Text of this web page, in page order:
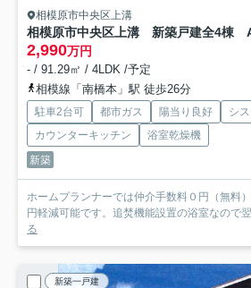
相模原市中央区上溝
相模原市中央区上溝 新築戸建全4棟
2,990万円
- / 91.29㎡ / 4LDK /予定
相模線「南橋本」駅 徒歩26分
駐車2台可 都市ガス 陽当り良好
シ
カウンターキッチン
浴室乾燥機
新築
ホームプランナーでは仲介手数料０円（無料
円軽減可能です。追焚機能設置の浴室なので
る
新築一戸建